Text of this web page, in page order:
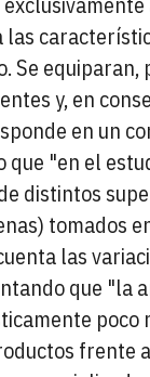
las
Se equiparan,
y, en
en un
que "en el
distintos
tomados
las
que "la
poco
frente